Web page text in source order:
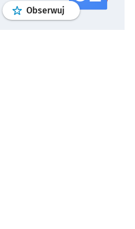
Obserwuj profilgoogle news